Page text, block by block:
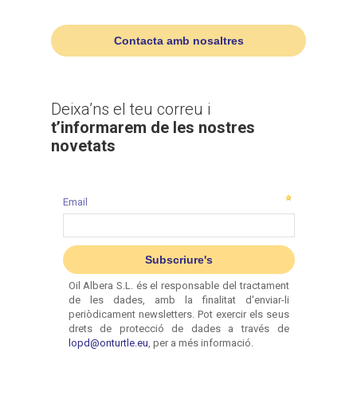
Contacta amb nosaltres
Deixa’ns el teu correu i
t’informarem de les nostres
novetats